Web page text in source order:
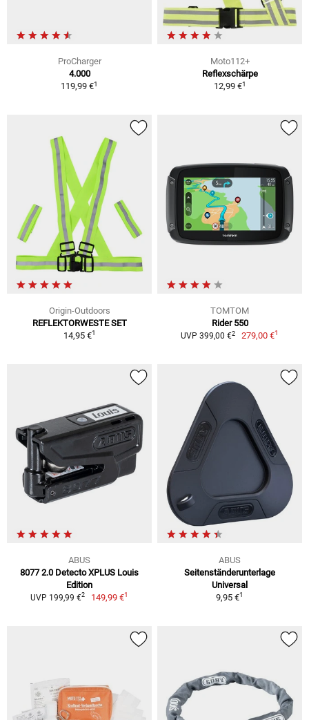
ProCharger
4.000
119,99 €1
Moto112+
Reflexschärpe
12,99 €1
Origin-Outdoors
REFLEKTORWESTE SET
14,95 €1
TOMTOM
Rider 550
UVP 399,00 €2 279,00 €1
ABUS
8077 2.0 Detecto XPLUS Louis
Edition
UVP 199,99 €2 149,99 €1
ABUS
Seitenständerunterlage
Universal
9,95 €1